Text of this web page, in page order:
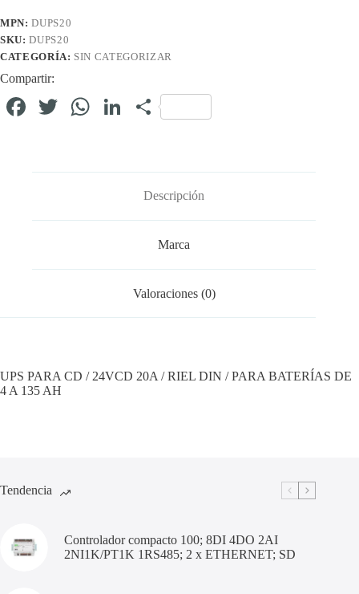
MPN:DUPS20
SKU:DUPS20
CATEGORÍA: SIN CATEGORIZAR
Compartir:
Fa T
W
Li
In
C
pa
rti
r
Descripción
Marca
Valoraciones (0)
UPS PARA CD / 24VCD 20A / RIEL DIN / PARA BATERÍAS DE
4 A 135 AH
Tendencia
Controlador compacto 100; 8DI 4DO 2AI
2NI1K/PT1K 1RS485; 2 x ETHERNET; SD